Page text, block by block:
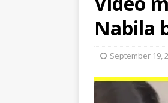
Nabila
September 19,